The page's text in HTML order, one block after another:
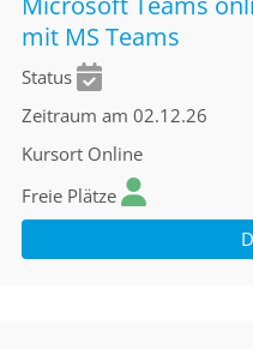
mit MS Teams
Status
Zeitraum am 02.12.26
Kursort Online
Freie Plätze